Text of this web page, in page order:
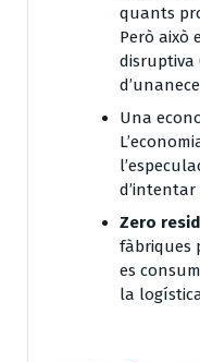
quants
Però això
disruptiva
Una
Zero
fàbriques
es
la